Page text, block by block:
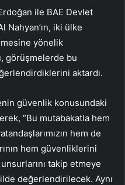
ile BAE Devlet
Nahyan’ın, iki ülke
yönelik
görüşmelerde bu
aktardı.
güvenlik konusundaki
“Bu mutabakatla hem
hem de
hem güvenliklerini
takip etmeye
değerlendirilecek. Aynı